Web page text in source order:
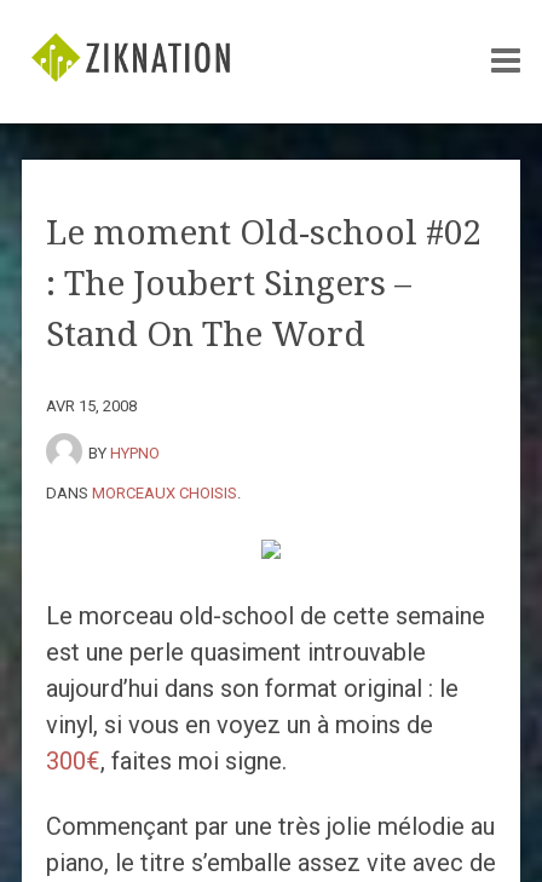
Le moment Old-school #02
: The Joubert Singers –
Stand On The Word
AVR 15, 2008
BY HYPNO
DANS MORCEAUX CHOISIS
Le morceau old-school de cette semaine
est une perle quasiment introuvable
aujourd’hui dans son format original : le
vinyl, si vous en voyez un à moins de
300€, faites moi signe.
Commençant par une très jolie mélodie au
piano, le titre s’emballe assez vite avec de